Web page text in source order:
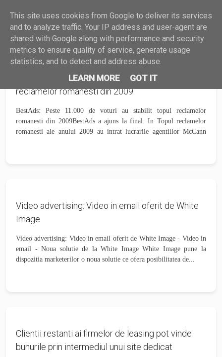
HARDWARE SOFTWARE GHID ? MAIL
BestAds: Peste 11.000 de voturi au stabilit topul
reclamelor romanesti din 2009
BestAds: Peste 11.000 de voturi au stabilit topul reclamelor
romanesti din 2009BestAds a ajuns la final. In Topul reclamelor
romanesti ale anului 2009 au intrat lucrarile agentiilor McCann
Video advertising: Video in email oferit de White
Image
Video advertising: Video in email oferit de White Image - Video in
email - Noua solutie de la White Image White Image pune la
dispozitia marketerilor o noua solutie ce ofera posibilitatea de...
Clientii restanti ai firmelor de leasing pot vinde
bunurile prin intermediul unui site dedicat
This site uses cookies from Google to deliver its services
and to analyze traffic. Your IP address and user-agent are
shared with Google along with performance and security
metrics to ensure quality of service, generate usage
statistics, and to detect and address abuse.
LEARN MORE GOT IT